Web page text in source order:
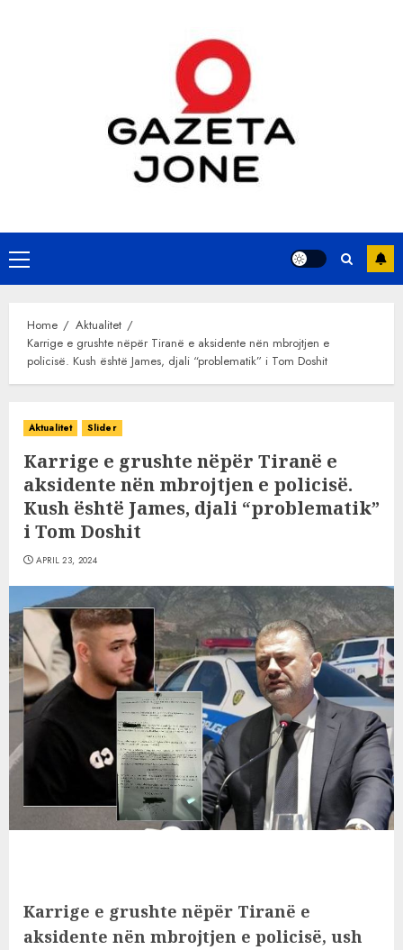
Primary
Menu
Home
Aktualitet
Karrige e grushte nëpër Tiranë e aksidente nën mbrojtjen e
policisë. Kush është James, djali “problematik” i Tom Doshit
Aktualitet Slider
Karrige e grushte nëpër Tiranë e
aksidente nën mbrojtjen e policisë.
Kush është James, djali “problematik”
i Tom Doshit
APRIL 23, 2024
Karrige e grushte nëpër Tiranë e
aksidente nën mbrojtjen e policisë, ush